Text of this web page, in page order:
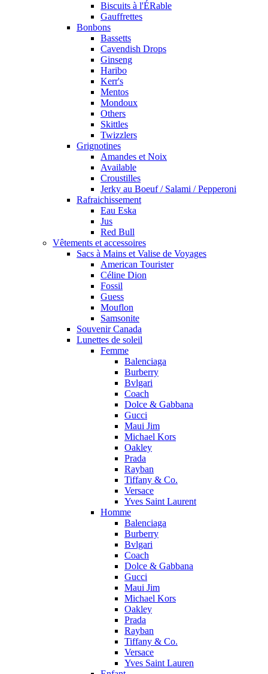
Biscuits à l'ÉRable
Gauffrettes
Bonbons
Bassetts
Cavendish Drops
Ginseng
Haribo
Kerr's
Mentos
Mondoux
Others
Skittles
Twizzlers
Grignotines
Amandes et Noix
Available
Croustilles
Jerky au Boeuf / Salami / Pepperoni
Rafraichissement
Eau Eska
Jus
Red Bull
Vêtements et accessoires
Sacs à Mains et Valise de Voyages
American Tourister
Céline Dion
Fossil
Guess
Mouflon
Samsonite
Souvenir Canada
Lunettes de soleil
Femme
Balenciaga
Burberry
Bvlgari
Coach
Dolce & Gabbana
Gucci
Maui Jim
Michael Kors
Oakley
Prada
Rayban
Tiffany & Co.
Versace
Yves Saint Laurent
Homme
Balenciaga
Burberry
Bvlgari
Coach
Dolce & Gabbana
Gucci
Maui Jim
Michael Kors
Oakley
Prada
Rayban
Tiffany & Co.
Versace
Yves Saint Lauren